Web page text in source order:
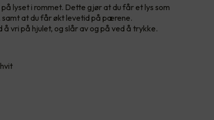
lyset i rommet. Dette gjør at du får et lys som
samt at du får økt levetid på pærene.
å vri på hjulet, og slår av og på ved å trykke.